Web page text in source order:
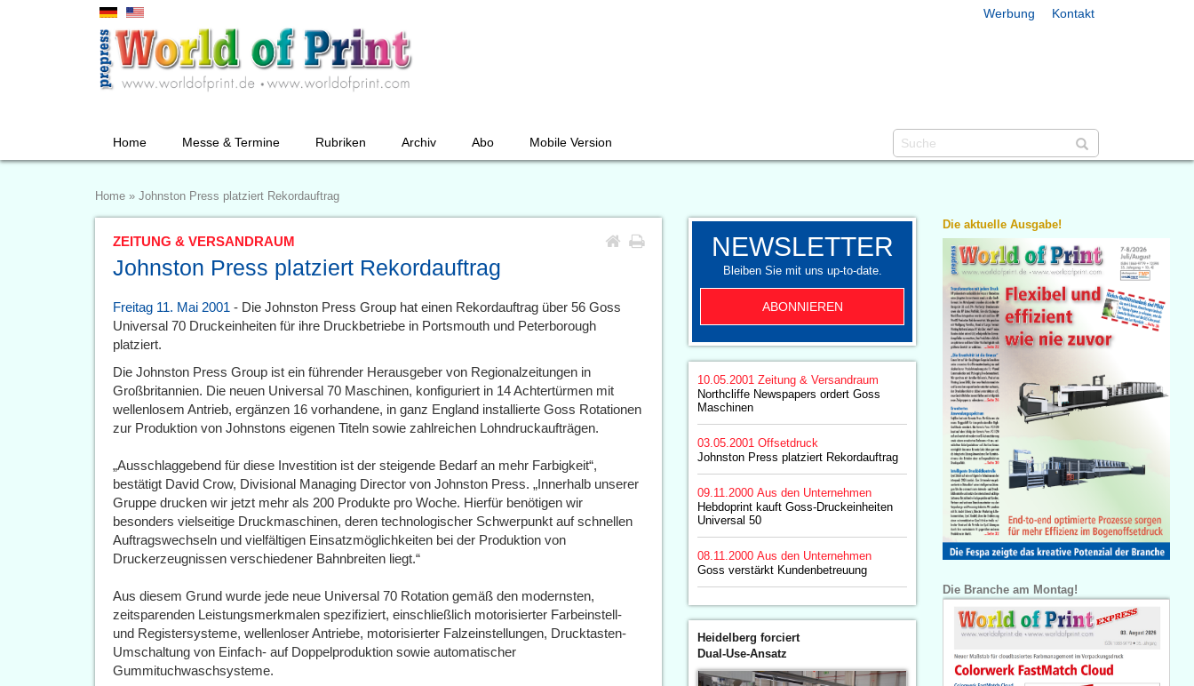
Werbung Kontakt
Home Messe & Termine Rubriken Archiv Abo Mobile Version
Home » Johnston Press platziert Rekordauftrag
ZEITUNG & VERSANDRAUM
Johnston Press platziert Rekordauftrag
Freitag 11. Mai 2001 - Die Johnston Press Group hat einen Rekordauftrag über 56 Goss
Universal 70 Druckeinheiten für ihre Druckbetriebe in Portsmouth und Peterborough
platziert.
Die Johnston Press Group ist ein führender Herausgeber von Regionalzeitungen in
Großbritannien. Die neuen Universal 70 Maschinen, konfiguriert in 14 Achtertürmen mit
wellenlosem Antrieb, ergänzen 16 vorhandene, in ganz England installierte Goss Rotationen
zur Produktion von Johnstons eigenen Titeln sowie zahlreichen Lohndruckaufträgen.
„Ausschlaggebend für diese Investition ist der steigende Bedarf an mehr Farbigkeit“,
bestätigt David Crow, Divisional Managing Director von Johnston Press. „Innerhalb unserer
Gruppe drucken wir jetzt mehr als 200 Produkte pro Woche. Hierfür benötigen wir
besonders vielseitige Druckmaschinen, deren technologischer Schwerpunkt auf schnellen
Auftragswechseln und vielfältigen Einsatzmöglichkeiten bei der Produktion von
Druckerzeugnissen verschiedener Bahnbreiten liegt.“
Aus diesem Grund wurde jede neue Universal 70 Rotation gemäß den modernsten,
zeitsparenden Leistungsmerkmalen spezifiziert, einschließlich motorisierter Farbeinstell-
und Registersysteme, wellenloser Antriebe, motorisierter Falzeinstellungen, Drucktasten-
Umschaltung von Einfach- auf Doppelproduktion sowie automatischer
Gummituchwaschsysteme.
NEWSLETTER
Bleiben Sie mit uns up-to-date.
ABONNIEREN
10.05.2001 Zeitung & Versandraum
Northcliffe Newspapers ordert Goss
Maschinen
03.05.2001 Offsetdruck
Johnston Press platziert Rekordauftrag
09.11.2000 Aus den Unternehmen
Hebdoprint kauft Goss-Druckeinheiten
Universal 50
08.11.2000 Aus den Unternehmen
Goss verstärkt Kundenbetreuung
Heidelberg forciert
Dual-Use-Ansatz
Die aktuelle Ausgabe!
Die Branche am Montag!